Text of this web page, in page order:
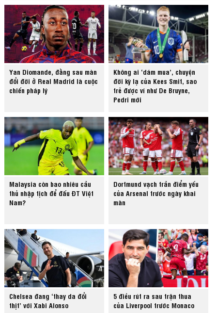
Yan Diomande, đằng sau màn
đổi đời ở Real Madrid là cuộc
chiến pháp lý
Không ai ‘dám mua’, chuyện
đời kỳ lạ của Kees Smit, sao
trẻ được ví như De Bruyne,
Pedri mới
Malaysia còn bao nhiêu cầu
thủ nhập tịch để đấu ĐT Việt
Nam?
Dortmund vạch trần điểm yếu
của Arsenal trước ngày khai
màn
Chelsea đang ‘thay da đổi
thịt’ với Xabi Alonso
5 điều rút ra sau trận thua
của Liverpool trước Monaco